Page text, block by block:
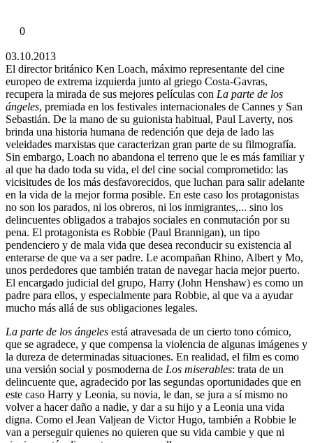
0
03.10.2013
El director británico Ken Loach, máximo representante del cine
europeo de extrema izquierda junto al griego Costa-Gavras,
recupera la mirada de sus mejores películas con La parte de los
ángeles, premiada en los festivales internacionales de Cannes y San
Sebastián. De la mano de su guionista habitual, Paul Laverty, nos
brinda una historia humana de redención que deja de lado las
veleidades marxistas que caracterizan gran parte de su filmografía.
Sin embargo, Loach no abandona el terreno que le es más familiar y
al que ha dado toda su vida, el del cine social comprometido: las
vicisitudes de los más desfavorecidos, que luchan para salir adelante
en la vida de la mejor forma posible. En este caso los protagonistas
no son los parados, ni los obreros, ni los inmigrantes,... sino los
delincuentes obligados a trabajos sociales en conmutación por su
pena. El protagonista es Robbie (Paul Brannigan), un tipo
pendenciero y de mala vida que desea reconducir su existencia al
enterarse de que va a ser padre. Le acompañan Rhino, Albert y Mo,
unos perdedores que también tratan de navegar hacia mejor puerto.
El encargado judicial del grupo, Harry (John Henshaw) es como un
padre para ellos, y especialmente para Robbie, al que va a ayudar
mucho más allá de sus obligaciones legales.
La parte de los ángeles está atravesada de un cierto tono cómico,
que se agradece, y que compensa la violencia de algunas imágenes y
la dureza de determinadas situaciones. En realidad, el film es como
una versión social y posmoderna de Los miserables: trata de un
delincuente que, agradecido por las segundas oportunidades que en
este caso Harry y Leonia, su novia, le dan, se jura a sí mismo no
volver a hacer daño a nadie, y dar a su hijo y a Leonia una vida
digna. Como el Jean Valjean de Victor Hugo, también a Robbie le
van a perseguir quienes no quieren que su vida cambie y que ni